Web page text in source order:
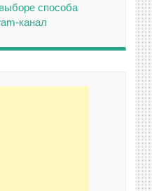
способа
канал